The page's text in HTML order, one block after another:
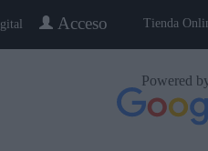
Tienda
Acceso
Powered